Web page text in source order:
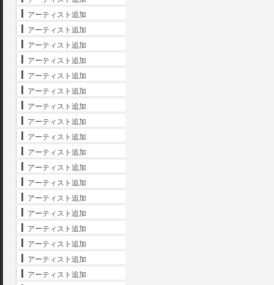
アーティスト追加
アーティスト追加
アーティスト追加
アーティスト追加
アーティスト追加
アーティスト追加
アーティスト追加
アーティスト追加
アーティスト追加
アーティスト追加
アーティスト追加
アーティスト追加
アーティスト追加
アーティスト追加
アーティスト追加
アーティスト追加
アーティスト追加
アーティスト追加